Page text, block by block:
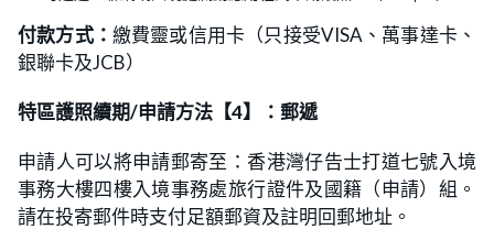
付款方式： 繳費靈或信用卡（只接受VISA、萬事達卡、
銀聯卡及JCB）
特區護照續期/申請方法【4】：郵遞
申請人可以將申請郵寄至：香港灣仔告士打道七號入境
事務大樓四樓入境事務處旅行證件及國籍（申請）組。
請在投寄郵件時支付足額郵資及註明回郵地址。